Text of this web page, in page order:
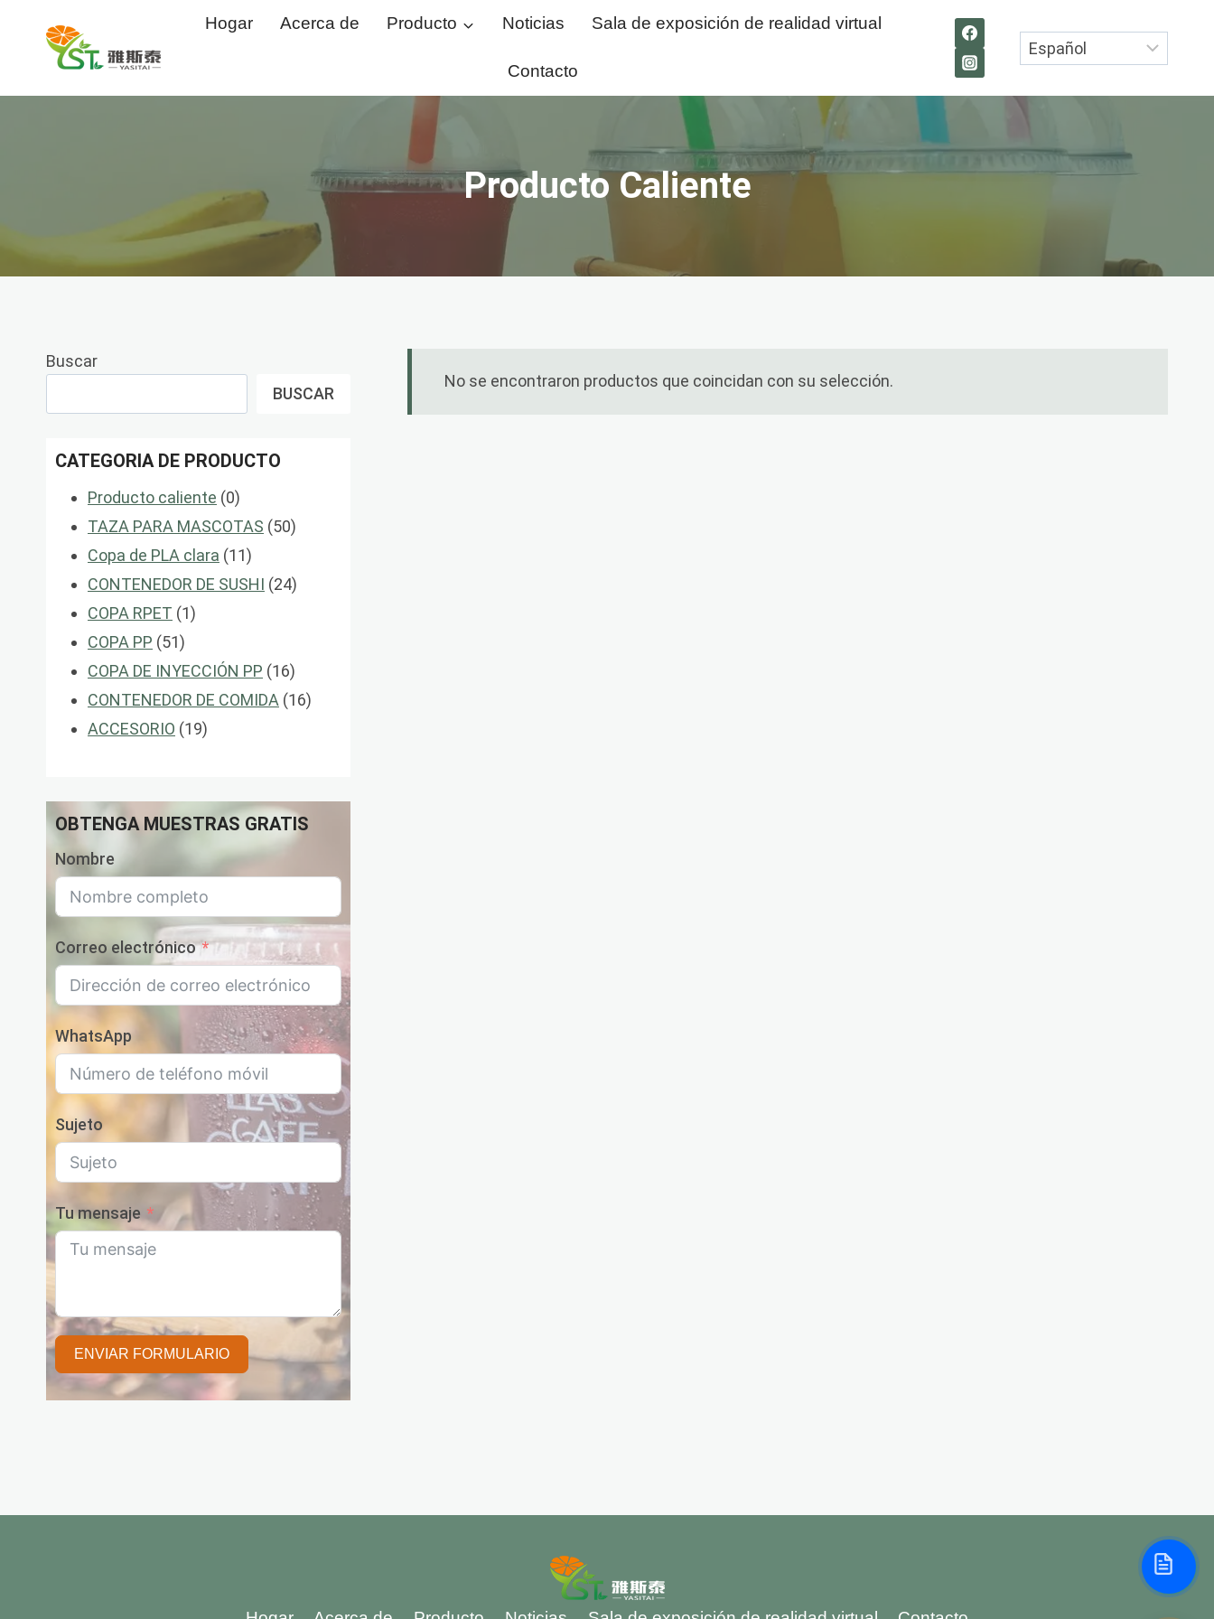
Contenido
Hogar Acerca de Producto Noticias Sala de exposición de realidad virtual
Contacto
Producto Caliente
No se encontraron productos que coincidan con su selección.
Buscar
BUSCAR
CATEGORIA DE PRODUCTO
Producto caliente 00
productos
TAZA PARA MASCOTAS 5050
Copa de PLA clara 1111
productos
CONTENEDOR DE SUSHI 2424
COPA RPET 11
COPA PP 5151
productos
COPA DE INYECCIÓN PP 1616
productos
CONTENEDOR DE COMIDA 1616
ACCESORIO 1919
OBTENGA MUESTRAS GRATIS
Nombre
Correo electrónico
WhatsApp
Sujeto
Tu mensaje
ENVIAR FORMULARIO